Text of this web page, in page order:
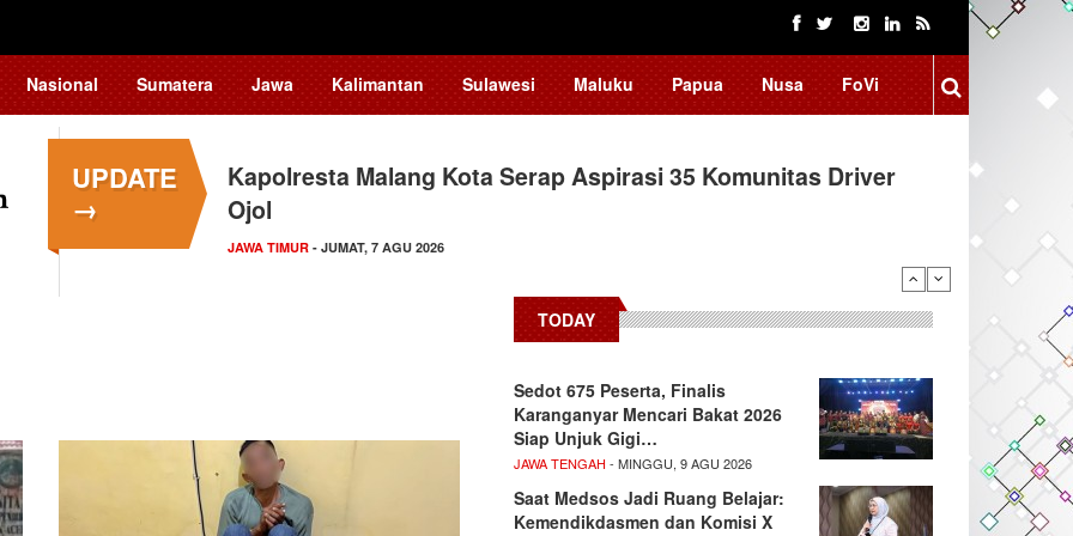
Nasional Sumatera Jawa Kalimantan Sulawesi Maluku Papua Nusa FoVi
UPDATE
→
Kapolresta Malang Kota Serap Aspirasi 35 Komunitas Driver
Ojol
JAWA TIMUR - JUMAT, 7 AGU 2026
TODAY
Sedot 675 Peserta, Finalis
Karanganyar Mencari Bakat 2026
Siap Unjuk Gigi…
JAWA TENGAH - MINGGU, 9 AGU 2026
Saat Medsos Jadi Ruang Belajar:
Kemendikdasmen dan Komisi X